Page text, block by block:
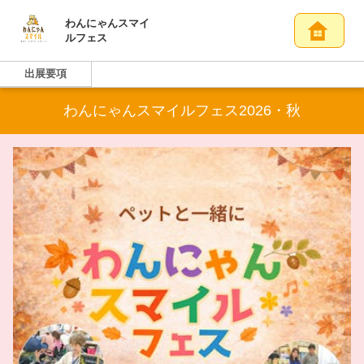
わんにゃんスマイ
ルフェス
出展要項
わんにゃんスマイルフェス2026・秋